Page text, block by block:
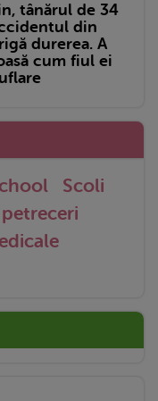
tânărul de 34
din
durerea. A
cum fiul ei
Scoli